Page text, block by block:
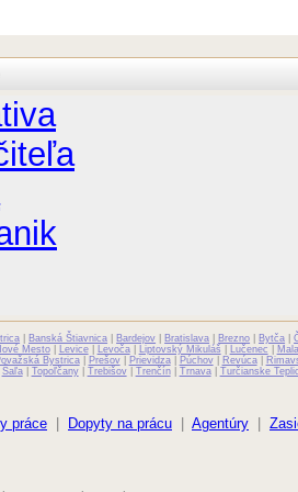
Banská Štiavnica Bardejov Bratislava Brezno Bytča |
Mesto| Levice| Levoča| Liptovský Mikuláš Lučenec
Bystrica| Prešov| Prievidza| Púchov| Revúca|
Šaľa| Topoľčany| Trebišov| Trenčín| Trnava| Turčianske
práce Dopyty na prácu Agentúry